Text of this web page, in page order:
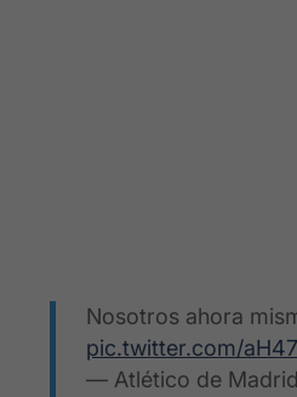
Nosotros ahora
pic.twitter.com/
— Atlético de